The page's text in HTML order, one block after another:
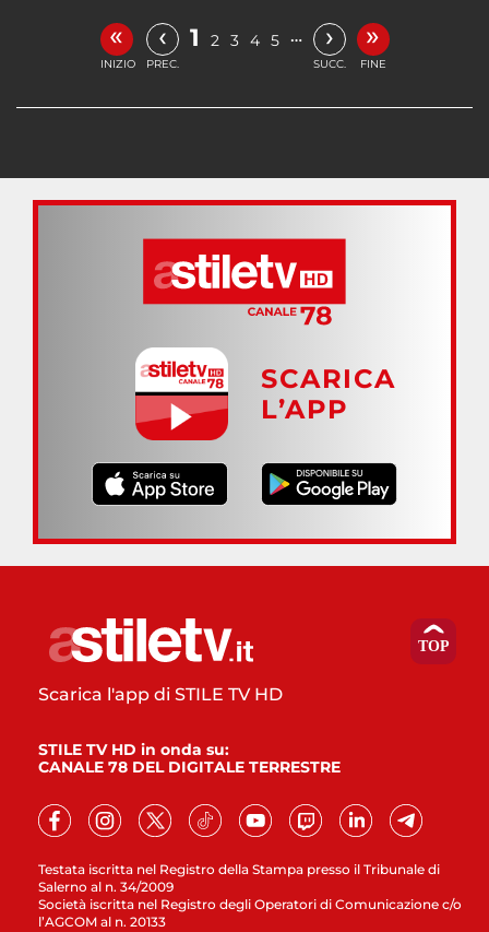
«
INIZIO
‹
PREC.
1 2 3 4 5 … ›
SUCC.
»
FINE
SCARICA
L’APP
Testata iscritta nel Registro della Stampa presso il Tribunale di
Salerno al n. 34/2009
Società iscritta nel Registro degli Operatori di Comunicazione c/o
l’AGCOM al n. 20133
Scarica l'app di STILE TV HD
STILE TV HD in onda su:
CANALE 78 DEL DIGITALE TERRESTRE